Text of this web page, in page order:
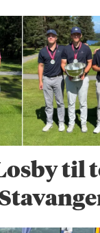
til